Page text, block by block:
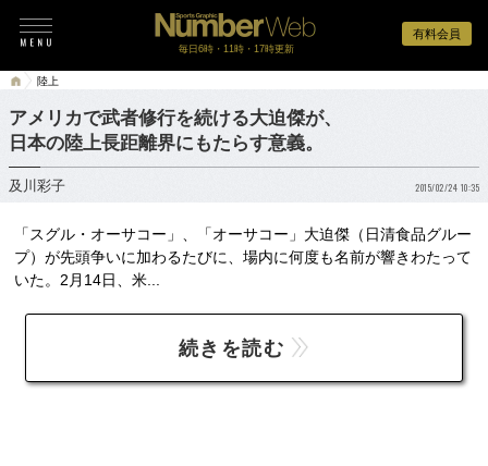
有料会員
毎日6時・11時・17時更新
陸上
アメリカで武者修行を続ける大迫傑が、
日本の陸上長距離界にもたらす意義。
及川彩子 2015/02/24 10:35
「スグル・オーサコー」、「オーサコー」大迫傑（日清食品グルー
プ）が先頭争いに加わるたびに、場内に何度も名前が響きわたって
いた。2月14日、米...
続きを読む